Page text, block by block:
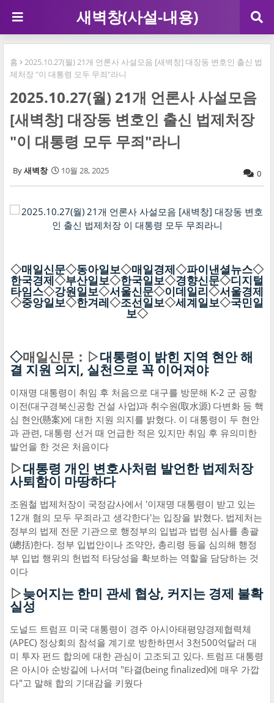
새벽창(사설-내용)
홈
2025.10.27(월) 21개 언론사 사설모음 [새벽창] 대장동 변호인 출신 법
제처장 "이 대통령 모두 무죄"라니
2025.10.27(월) 21개 언론사 사설모음
[새벽창] 대장동 변호인 출신 법제처장
"이 대통령 모두 무죄"라니
새벽창 10월 28, 2025 0
◇매일신문◇동아일보◇매일경제◇파이낸셜뉴스◇
한국경제◇부산일보◇한국일보◇경향신문◇디지털
타임스◇강원일보◇서울신문◇이데일리◇서울경제
◇중앙일보◇한겨레◇조선일보◇세계일보◇국민일
보◇
◇매일신문：▷대통령이 밝힌 지역 현안 해
결 지원 의지, 실천으로 꼭 이어져야
이재명 대통령이 취임 후 처음으로 대구를 방문해 K-2 군 공항
이전(대구경북신공항 건설 사업)과 취수원(取水源) 다변화 등 핵
심 현안(懸案)에 대한 지원 의지를 밝혔다. 이 대통령이 두 현안
과 관련, 대통령 선거 때 언급한 적은 있지만 취임 후 유의미한
발언을 한 것은 처음이다
▷대통령 개인 변호사처럼 발언한 법제처장
사퇴함이 마땅하다
조원철 법제처장이 국정감사에서 '이재명 대통령이 받고 있는
12개 혐의 모두 무죄라고 생각한다'는 입장을 밝혔다. 법제처는
정부의 법제 전문 기관으로 행정부의 입법과 법령 심사를 총괄
(總括)한다. 정부 입법안이나 조약안, 총리령 등을 심의해 행정
부 입법 행위의 헌법적 타당성을 확보하는 역할을 담당하는 것
이다
▷늦어지는 한미 관세 협상, 커지는 경제 불확
실성
도널드 트럼프 미국 대통령이 경주 아시아태평양경제협력체
(APEC) 정상회의 참석을 계기로 방한하면서 3천500억달러 대
미 투자 펀드 합의에 대한 관심이 고조되고 있다. 트럼프 대통령
은 아시아 순방길에 나서며 "타결(being finalized)에 매우 가깝
다"고 말해 합의 기대감을 키웠다